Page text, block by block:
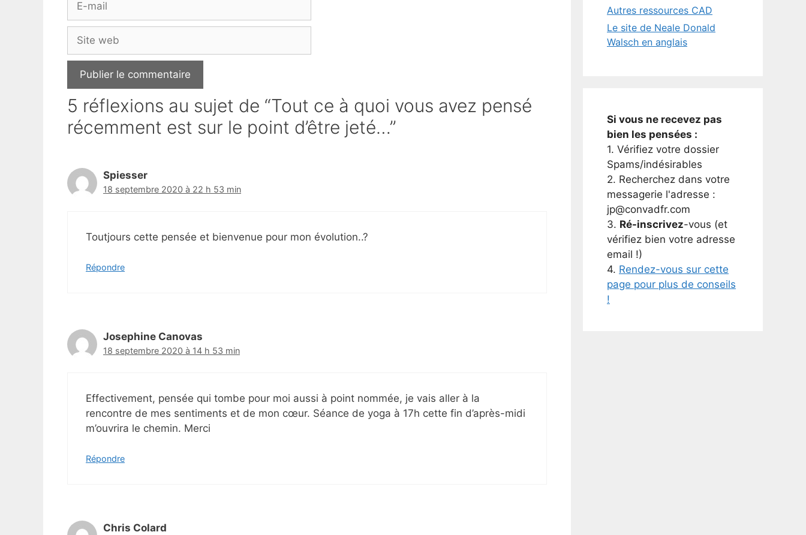
Site
web
5 réflexions au sujet de “Tout ce à quoi vous avez pensé
récemment est sur le point d’être jeté…”
Spiesser
18 septembre 2020 à 22 h 53 min
Toutjours cette pensée et bienvenue pour mon évolution..?
Répondre
Josephine Canovas
18 septembre 2020 à 14 h 53 min
Effectivement, pensée qui tombe pour moi aussi à point nommée, je vais aller à la
rencontre de mes sentiments et de mon cœur. Séance de yoga à 17h cette fin d’après-midi
m’ouvrira le chemin. Merci
Répondre
Chris Colard
Autres ressources CAD
Le site de Neale Donald
Walsch en anglais
Si vous ne recevez pas
bien les pensées :
1. Vérifiez votre dossier
Spams/indésirables
2. Recherchez dans votre
messagerie l'adresse :
jp@convadfr.com
3. Ré-inscrivez-vous (et
vérifiez bien votre adresse
email !)
4. Rendez-vous sur cette
page pour plus de conseils
!